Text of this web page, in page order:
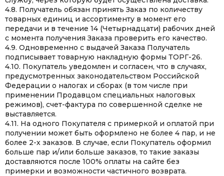
4.8. Получатель обязан принять Заказ по количеству
товарных единиц и ассортименту в момент его
передачи и в течение 14 (Четырнадцати) рабочих дней
с момента получения Заказа проверить его качество.
4.9. Одновременно с выдачей Заказа Получатель
подписывает товарную накладную формы ТОРГ-26.
4.10. Покупатель уведомлен и согласен, что в случаях,
предусмотренных законодательством Российской
Федерации о налогах и сборах (в том числе при
применении Продавцом специальных налоговых
режимов), счет-фактура по совершенной сделке не
выставляется.
4.11. На одного Покупателя с примеркой и оплатой при
получении может быть оформлено не более 4 пар, и не
более 2-х заказов. В случае, если Покупатель оформил
больше пар и/или больше заказов, то такие заказы
доставляются после 100% оплаты на сайте без
примерки и возможности частичного возврата.